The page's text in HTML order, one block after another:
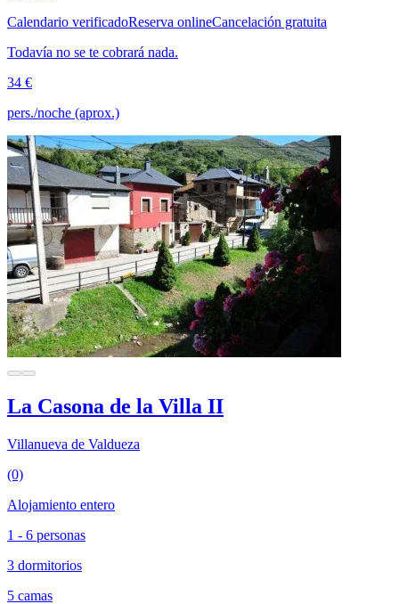
Calendario verificadoReserva onlineCancelación gratuita
Todavía no se te cobrará nada.
34 €
pers./noche (aprox.)
La Casona de la Villa II
Villanueva de Valdueza
(0)
Alojamiento entero
1 - 6 personas
3 dormitorios
5 camas